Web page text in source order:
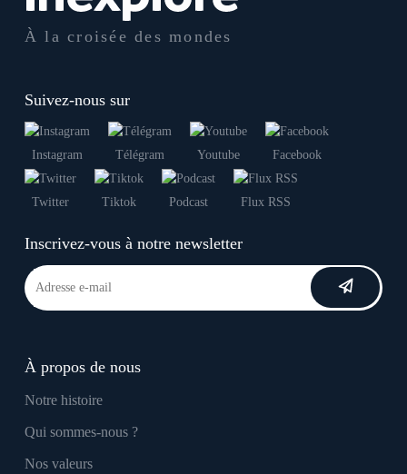
À la croisée des mondes
Suivez-nous sur
Instagram Télégram Youtube Facebook
Twitter Tiktok Podcast Flux RSS
Inscrivez-vous à notre newsletter
À propos de nous
Notre histoire
Qui sommes-nous ?
Nos valeurs